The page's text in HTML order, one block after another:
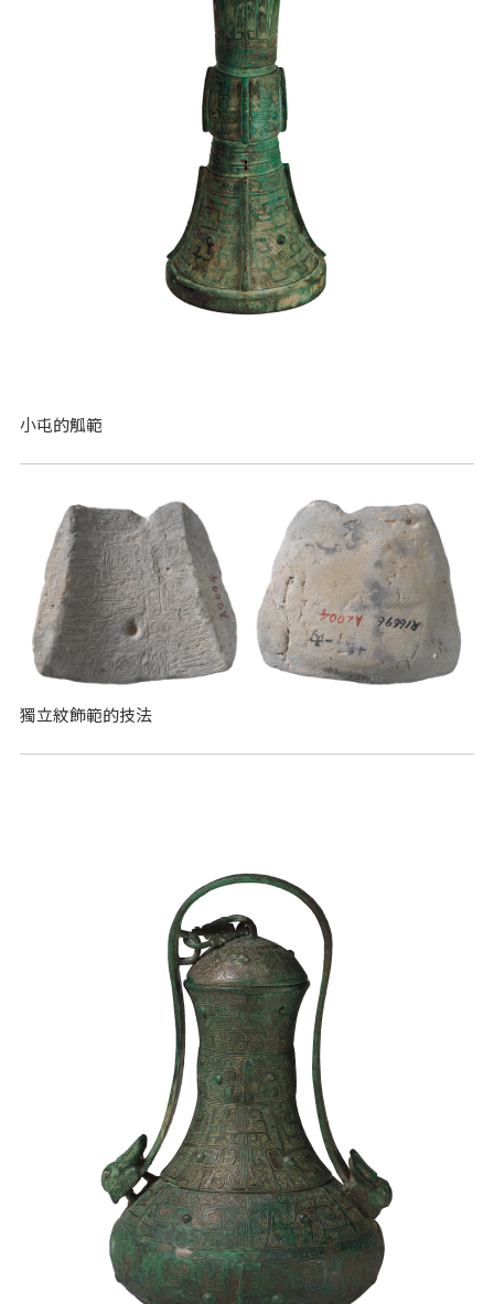
小屯的觚範
獨立紋飾範的技法